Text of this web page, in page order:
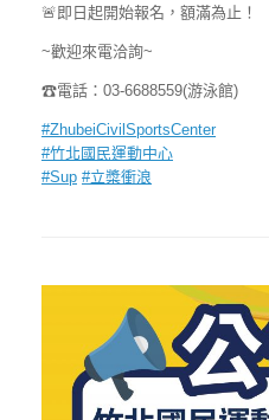
🚨 即日起開始報名，額滿為止！
~歡迎來電洽詢~
☎電話：03-6688559(游泳館)
#ZhubeiCivilSportsCenter
#竹北國民運動中心
#Sup #立槳衝浪